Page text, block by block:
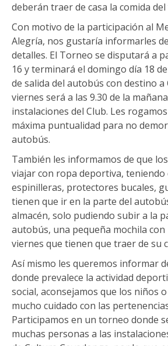
deberán traer de casa la comida del
Con motivo de la participación al
Alegría, nos gustaría informarles
detalles. El Torneo se disputará a
16 y terminará el domingo día 18
de salida del autobús con destino
viernes será a las 9.30 de la
instalaciones del Club. Les
máxima puntualidad para no
autobús.
También les informamos de que
viajar con ropa deportiva, teniendo
espinilleras, protectores bucales,
tienen que ir en la parte del
almacén, solo pudiendo subir a la
autobús, una pequeña mochila con
viernes que tienen que traer de su
Así mismo les queremos informar
donde prevalece la actividad
social, aconsejamos que los niños
mucho cuidado con las
Participamos en un torneo donde
muchas personas a las